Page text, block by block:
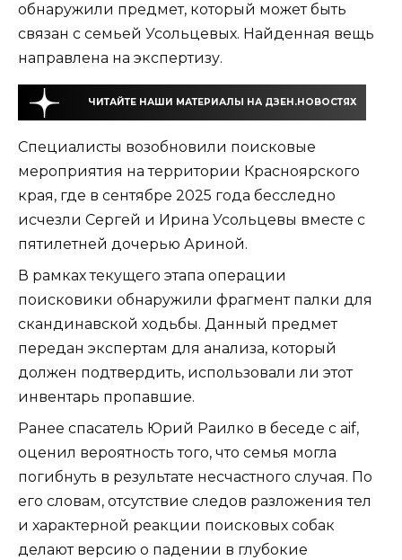
обнаружили предмет, который может быть
связан с семьей Усольцевых. Найденная вещь
направлена на экспертизу.
ЧИТАЙТЕ НАШИ МАТЕРИАЛЫ НА ДЗЕН.НОВОСТЯХ
Специалисты возобновили поисковые
мероприятия на территории Красноярского
края, где в сентябре 2025 года бесследно
исчезли Сергей и Ирина Усольцевы вместе с
пятилетней дочерью Ариной.
В рамках текущего этапа операции
поисковики обнаружили фрагмент палки для
скандинавской ходьбы. Данный предмет
передан экспертам для анализа, который
должен подтвердить, использовали ли этот
инвентарь пропавшие.
Ранее спасатель Юрий Раилко в беседе с aif,
оценил вероятность того, что семья могла
погибнуть в результате несчастного случая. По
его словам, отсутствие следов разложения тел
и характерной реакции поисковых собак
делают версию о падении в глубокие